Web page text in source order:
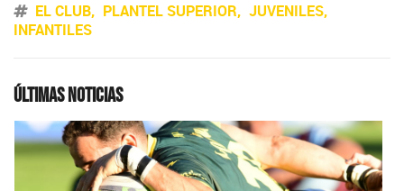
EL CLUB PLANTEL SUPERIOR
JUVENILES
INFANTILES
Últimas noticias